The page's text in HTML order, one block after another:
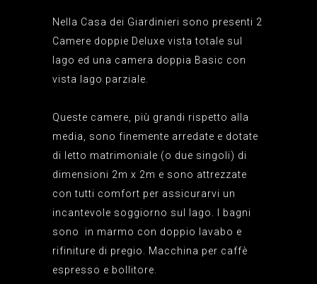
Nella Casa dei Giardinieri sono presenti 2
Camere doppie Deluxe vista totale sul
lago ed una camera doppia Basic con
vista lago parziale.
Queste camere, più grandi rispetto alla
media, sono finemente arredate e dotate
di letto matrimoniale (o due singoli) di
dimensioni 2m x 2m e sono attrezzate
con tutti comfort per assicurarvi un
incantevole soggiorno sul lago. I bagni
sono in marmo con doppio lavabo e
rifiniture di pregio. Macchina per caffè
espresso e bollitore.